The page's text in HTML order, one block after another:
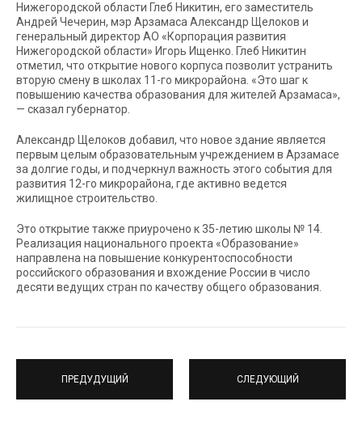
Нижегородской области Глеб Никитин, его заместитель
Андрей Чечерин, мэр Арзамаса Александр Щелоков и
генеральный директор АО «Корпорация развития
Нижегородской области» Игорь Ищенко. Глеб Никитин
отметил, что открытие нового корпуса позволит устранить
вторую смену в школах 11-го микрорайона. «Это шаг к
повышению качества образования для жителей Арзамаса»,
— сказал губернатор.
Александр Щелоков добавил, что новое здание является
первым целым образовательным учреждением в Арзамасе
за долгие годы, и подчеркнул важность этого события для
развития 12-го микрорайона, где активно ведется
жилищное строительство.
Это открытие также приурочено к 35-летию школы № 14.
Реализация национального проекта «Образование»
направлена на повышение конкурентоспособности
российского образования и вхождение России в число
десяти ведущих стран по качеству общего образования.
ПРЕДУДУЩИЙ СЛЕДУЮЩИЙ